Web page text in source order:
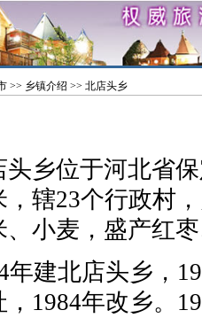
>> 乡镇介绍 >> 北店头乡
位于河北省保
，辖23个行政村
、小麦，盛产红
北店头乡，
，1984年改乡。